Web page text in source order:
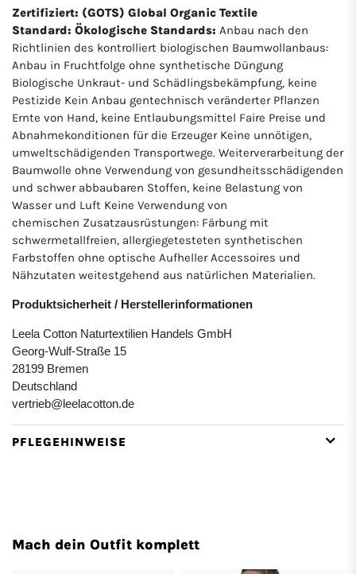
Zertifiziert: (GOTS) Global Organic Textile
Standard: Ökologische Standards: Anbau nach den
Richtlinien des kontrolliert biologischen Baumwollanbaus:
Anbau in Fruchtfolge ohne synthetische Düngung
Biologische Unkraut- und Schädlingsbekämpfung, keine
Pestizide Kein Anbau gentechnisch veränderter Pflanzen
Ernte von Hand, keine Entlaubungsmittel Faire Preise und
Abnahmekonditionen für die Erzeuger Keine unnötigen,
umweltschädigenden Transportwege. Weiterverarbeitung der
Baumwolle ohne Verwendung von gesundheitsschädigenden
und schwer abbaubaren Stoffen, keine Belastung von
Wasser und Luft Keine Verwendung von
chemischen Zusatzausrüstungen: Färbung mit
schwermetallfreien, allergiegetesteten synthetischen
Farbstoffen ohne optische Aufheller Accessoires und
Nähzutaten weitestgehend aus natürlichen Materialien.
Produktsicherheit / Herstellerinformationen
Leela Cotton Naturtextilien Handels GmbH
Georg-Wulf-Straße 15
28199 Bremen
Deutschland
vertrieb@leelacotton.de
PFLEGEHINWEISE
Mach dein Outfit komplett